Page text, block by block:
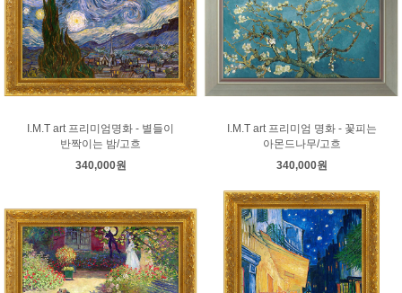
I.M.T art 프리미엄명화 - 별들이
반짝이는 밤/고흐
340,000원
I.M.T art 프리미엄 명화 - 꽃피는
아몬드나무/고흐
340,000원